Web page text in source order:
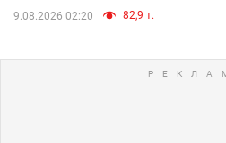
9.08.2026 02:20 82,9 т.